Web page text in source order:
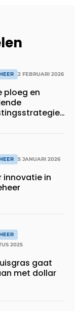
2 FEBRUARI 2026
ploeg en
5 JANUARI 2026
innovatie in
2025
gaat
met dollar